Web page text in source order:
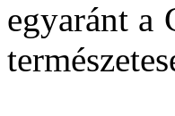
egyaránt a